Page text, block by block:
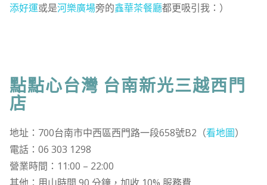
添好運或是河樂廣場旁的鑫華茶餐廳都更吸引我：）
點點心台灣 台南新光三越西門
店
地址：700台南市中西區西門路一段658號B2（看地圖）
電話：06 303 1298
營業時間：11:00 – 22:00